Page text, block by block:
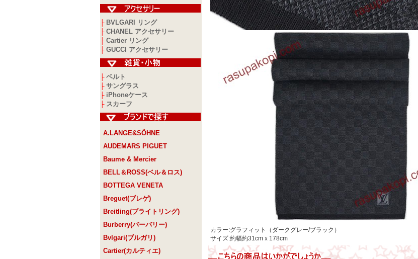
├ BVLGARI リング
├ CHANEL アクセサリー
├ Cartier リング
├ GUCCI アクセサリー
├ ベルト
├ サングラス
├ iPhoneケース
├ スカーフ
A.LANGE&SÖHNE
AUDEMARS PIGUET
Baume & Mercier
BELL＆ROSS(ベル＆ロス)
BOTTEGA VENETA
Breguet(ブレゲ)
Breitling(ブライトリング)
Burberry(バーバリー)
Bvlgari(ブルガリ)
Cartier(カルティエ)
カラー:グラフィット（ダークグレー/ブラック）
サイズ:約幅約31cmｘ178cm